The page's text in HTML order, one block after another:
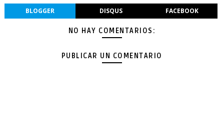
BLOGGER DISQUS FACEBOOK
NO HAY COMENTARIOS:
PUBLICAR UN COMENTARIO